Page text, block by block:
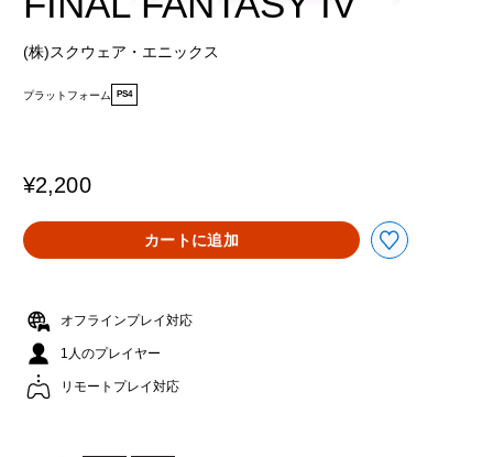
(株)スクウェア・エニックス
プラットフォーム PS4
¥2,200
カートに追加
オフラインプレイ対応
1人のプレイヤー
リモートプレイ対応